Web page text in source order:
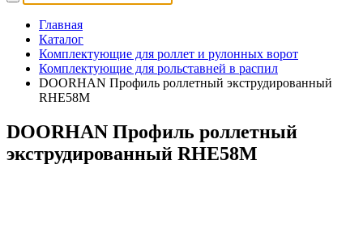
Главная
Каталог
Комплектующие для роллет и рулонных ворот
Комплектующие для рольставней в распил
DOORHAN Профиль роллетный экструдированный
RHE58M
DOORHAN Профиль роллетный
экструдированный RHE58M